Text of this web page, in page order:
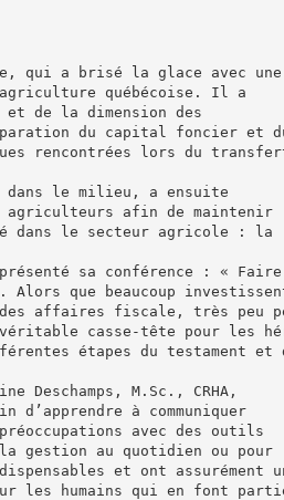
qui a brisé la glace avec une
québécoise. Il a
et de la dimension des
du capital foncier et
rencontrées lors du
dans le milieu, a ensuite
agriculteurs afin de maintenir
dans le secteur agricole : la
sa conférence : « Faire
que beaucoup
affaires fiscale, très peu
casse-tête pour les
étapes du testament et
Deschamps, M.Sc., CRHA,
à communiquer
avec des outils
gestion au quotidien ou pour
et ont assurément
les humains qui en font